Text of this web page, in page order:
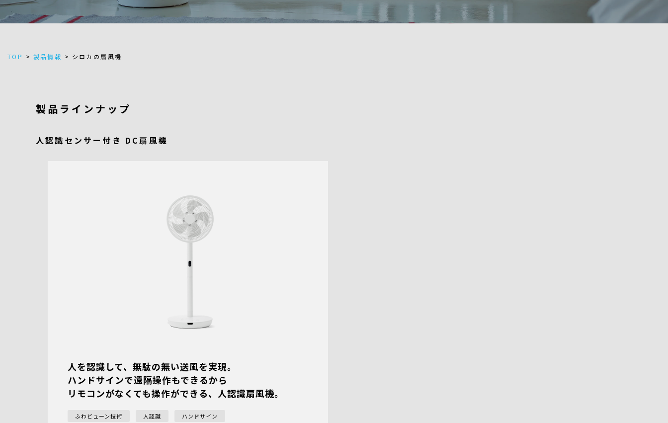
TOP > 製品情報 > シロカの扇風機
製品ラインナップ
人認識センサー付き DC扇風機
人を認識して、無駄の無い送風を実現。
ハンドサインで遠隔操作もできるから
リモコンがなくても操作ができる、人認識扇風機。
ふわビューン技術 人認識 ハンドサイン